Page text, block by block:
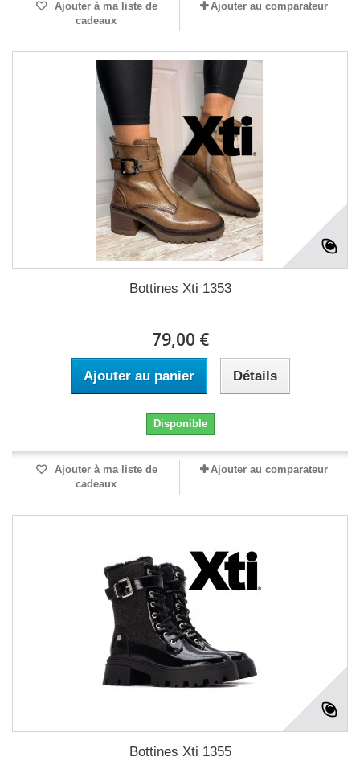
Ajouter à ma liste de
cadeaux
Ajouter au comparateur
Bottines Xti 1353
79,00 €
Ajouter au panier Détails
Disponible
Ajouter à ma liste de
cadeaux
Ajouter au comparateur
Bottines Xti 1355